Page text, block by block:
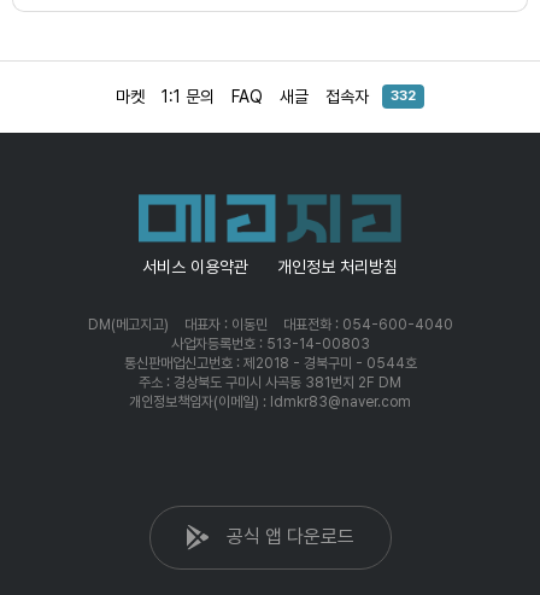
마켓 1:1 문의 FAQ 새글 접속자 332
서비스 이용약관 개인정보 처리방침
DM(메고지고) 대표자 : 이동민
대표전화 : 054-600-4040
사업자등록번호 : 513-14-00803
통신판매업신고번호 : 제2018 - 경북구미 - 0544호
주소 : 경상북도 구미시 사곡동 381번지 2F DM
개인정보책임자(이메일) : ldmkr83@naver.com
공식 앱 다운로드